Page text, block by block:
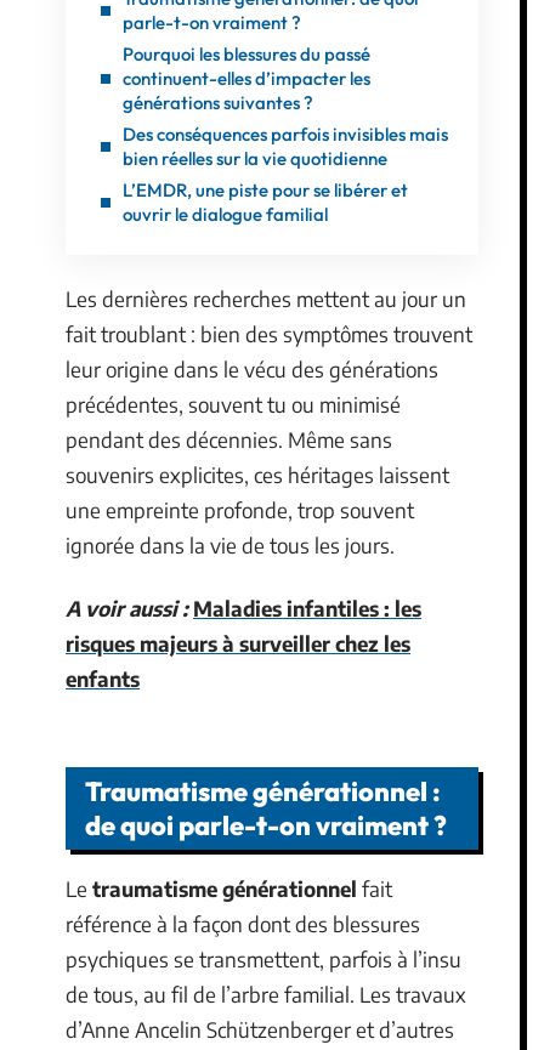
parle-t-on vraiment ?
Pourquoi les blessures du passé
continuent-elles d’impacter les
générations suivantes ?
Des conséquences parfois invisibles mais
bien réelles sur la vie quotidienne
L’EMDR, une piste pour se libérer et
ouvrir le dialogue familial
Les dernières recherches mettent au jour un
fait troublant : bien des symptômes trouvent
leur origine dans le vécu des générations
précédentes, souvent tu ou minimisé
pendant des décennies. Même sans
souvenirs explicites, ces héritages laissent
une empreinte profonde, trop souvent
ignorée dans la vie de tous les jours.
A voir aussi : Maladies infantiles : les
risques majeurs à surveiller chez les
enfants
Traumatisme générationnel :
de quoi parle-t-on vraiment ?
Le traumatisme générationnel fait
référence à la façon dont des blessures
psychiques se transmettent, parfois à l’insu
de tous, au fil de l’arbre familial. Les travaux
d’Anne Ancelin Schützenberger et d’autres